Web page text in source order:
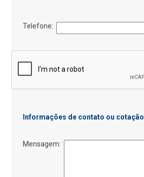
Telefone:
Informações de contato ou cotação
Mensagem: